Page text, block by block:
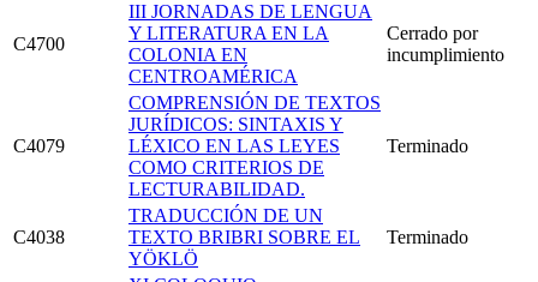
C4700
III JORNADAS DE LENGUA
Y LITERATURA EN LA
COLONIA EN
CENTROAMÉRICA
Cerrado por
incumplimiento
C4079
COMPRENSIÓN DE TEXTOS
JURÍDICOS: SINTAXIS Y
LÉXICO EN LAS LEYES
COMO CRITERIOS DE
LECTURABILIDAD.
Terminado
C4038
TRADUCCIÓN DE UN
TEXTO BRIBRI SOBRE EL
YÖKLÖ
Terminado